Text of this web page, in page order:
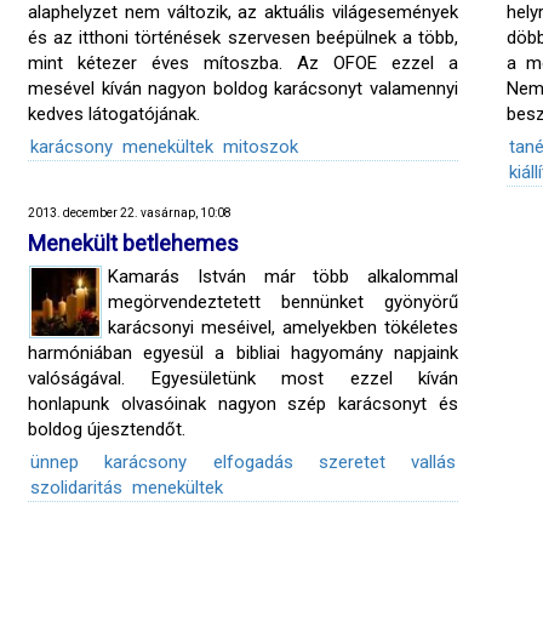
alaphelyzet nem változik, az aktuális világesemények
és az itthoni történések szervesen beépülnek a több,
mint kétezer éves mítoszba. Az OFOE ezzel a
mesével kíván nagyon boldog karácsonyt valamennyi
kedves látogatójának.
karácsony menekültek mitoszok
a
2013. december 22. vasárnap, 10:08
Menekült betlehemes
Kamarás István már több alkalommal
megörvendeztetett bennünket gyönyörű
karácsonyi meséivel, amelyekben tökéletes
harmóniában egyesül a bibliai hagyomány napjaink
valóságával. Egyesületünk most ezzel kíván
honlapunk olvasóinak nagyon szép karácsonyt és
boldog újesztendőt.
ünnep
karácsony elfogadás szeretet
vallás
szolidaritás menekültek